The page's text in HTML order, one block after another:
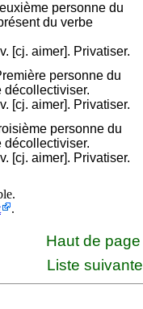
personne du
du verbe
v. [cj. aimer]. Privatiser.
personne du
décollectiviser.
v. [cj. aimer]. Privatiser.
personne du
décollectiviser.
v. [cj. aimer]. Privatiser.
.
Haut de page
Liste suivante